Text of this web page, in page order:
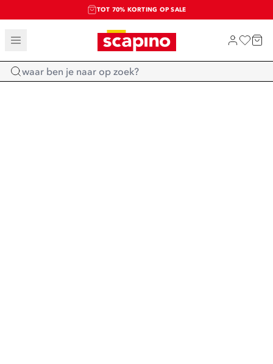
TOT 70% KORTING OP SALE
SALE: LAATSTE KANS!
SHOP NIEUW
Home